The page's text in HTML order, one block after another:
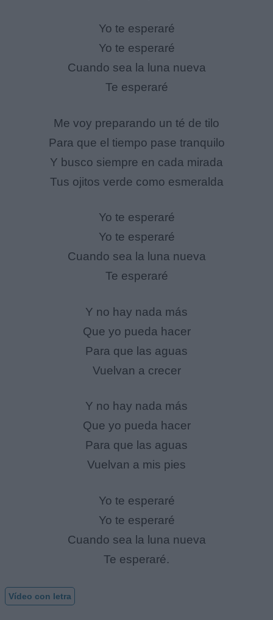
Yo te esperaré
Yo te esperaré
Cuando sea la luna nueva
Te esperaré
Me voy preparando un té de tilo
Para que el tiempo pase tranquilo
Y busco siempre en cada mirada
Tus ojitos verde como esmeralda
Yo te esperaré
Yo te esperaré
Cuando sea la luna nueva
Te esperaré
Y no hay nada más
Que yo pueda hacer
Para que las aguas
Vuelvan a crecer
Y no hay nada más
Que yo pueda hacer
Para que las aguas
Vuelvan a mis pies
Yo te esperaré
Yo te esperaré
Cuando sea la luna nueva
Te esperaré.
Vídeo con letra